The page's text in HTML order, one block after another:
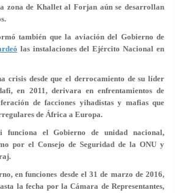
zona de Khallet al Forjan aún se desarrollan
también que la aviación del Gobierno de
las instalaciones del Ejército Nacional en
crisis desde que el derrocamiento de su líder
en 2011, derivara en enfrentamientos de
de facciones yihadistas y mafias que
de África a Europa.
funciona el Gobierno de unidad nacional,
por el Consejo de Seguridad de la ONU y
en funciones desde el 31 de marzo de 2016,
la fecha por la Cámara de Representantes,